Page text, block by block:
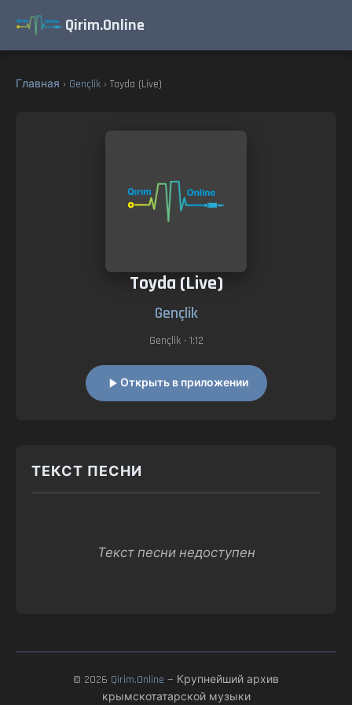
Qirim.Online
Главная › Gençlik › Toyda (Live)
Toyda (Live)
Gençlik
Gençlik• 1:12
Открыть в приложении
ТЕКСТ ПЕСНИ
Текст песни недоступен
© 2026 Qirim.Online — Крупнейший архив
крымскотатарской музыки